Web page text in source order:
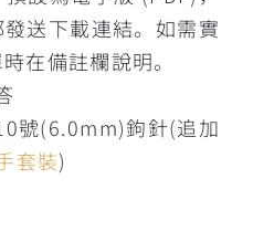
送下載連結。如需實
在備註欄說明。
號(6.0mm)鉤針(追加
套裝)